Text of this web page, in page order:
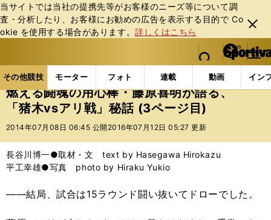
当サイトでは当社の提携先等がお客様のニーズ等について調
査・分析したり、お客様にお勧めの広告を表⽰する⽬的で Co
okie を使⽤する場合があります。詳しくはこちら
閉じ
る
web Sportiva (webスポルティーバ)
検索
マイペ
ー
ジ
メニュ
その他競技 モーター フォト 連載 動画 イン
ス
ポ
ル
バ
その他競技の記事一覧 格闘技 プロレス 燃える
燃える闘魂の用心棒・藤原喜明が語る、
「猪木vsアリ戦」秘話 (3ページ目)
2014年07月08日 06:45 公開 2016年07月12日 05:27 更新
長谷川博一●取材・文 text by Hasegawa Hirokazu
平工幸雄●写真 photo by Hiraku Yukio
――結局、試合は15ラウンド闘い抜いてドローでした。